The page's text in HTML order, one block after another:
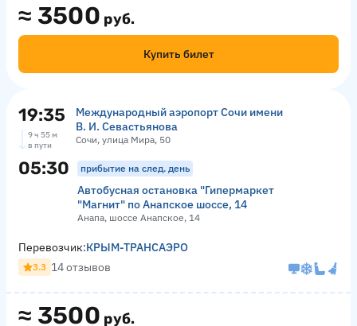
≈ 3500 руб.
Купить билет
19:35
Международный аэропорт Сочи имени
В. И. Севастьянова
Сочи, улица Мира, 50
9 ч 55 м
в пути
05:30 прибытие на след. день
Автобусная остановка "Гипермаркет
"Магнит" по Анапское шоссе, 14
Анапа, шоссе Анапское, 14
≈ 3500 руб.
Перевозчик:КРЫМ-ТРАНСАЭРО
3.3 14 отзывов